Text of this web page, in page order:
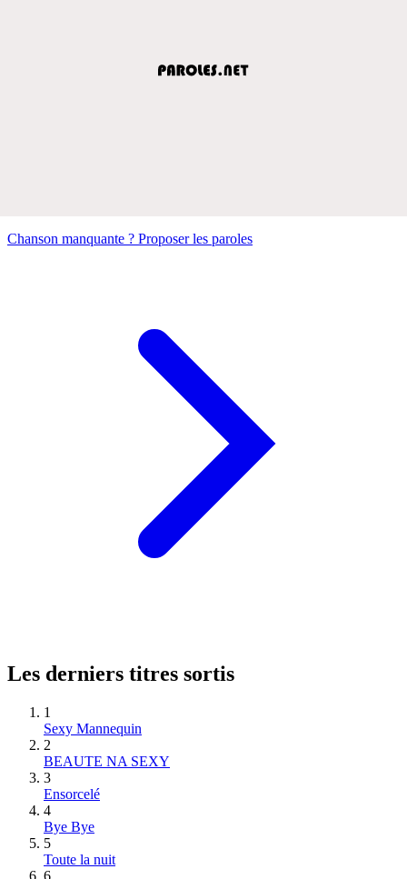
Chanson manquante ? Proposer les paroles
Les derniers titres sortis
1
Sexy Mannequin
2
BEAUTE NA SEXY
3
Ensorcelé
4
Bye Bye
5
Toute la nuit
6